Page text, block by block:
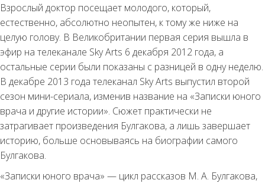
Взрослый доктор посещает молодого, который,
естественно, абсолютно неопытен, к тому же ниже на
целую голову. В Великобритании первая серия вышла в
эфир на телеканале Sky Arts 6 декабря 2012 года, а
остальные серии были показаны с разницей в одну неделю.
В декабре 2013 года телеканал Sky Arts выпустил второй
сезон мини-сериала, изменив название на «Записки юного
врача и другие истории». Сюжет практически не
затрагивает произведения Булгакова, а лишь завершает
историю, больше основываясь на биографии самого
Булгакова.
«Записки юного врача» — цикл рассказов М. А. Булгакова,